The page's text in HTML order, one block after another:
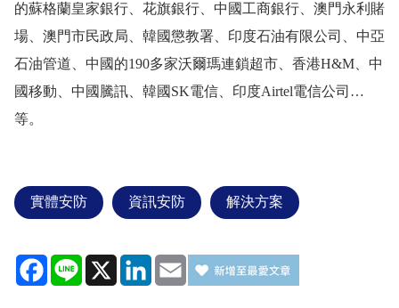
的蘇格蘭皇家銀行、花旗銀行、中國工商銀行、澳門永利賭
場、澳門市民政局、韓國懲教署、印度石油有限公司、中亞
石油管道、中國的190多家沃爾瑪連鎖超市、香港H&M、中
國移動、中國騰訊、韓國 SK電信、印度Airtel電信公司 …
等。
實體安防 資訊安防 解決方案
Facebook
Line X LinkedIn
Email